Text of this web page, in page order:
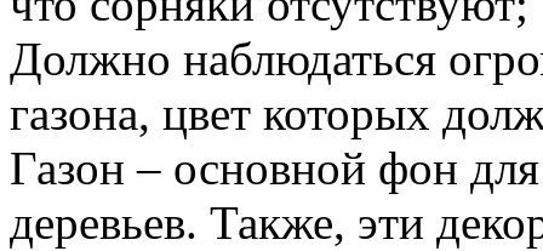
Должно наблюдаться
газона, цвет которых
Газон – основной фон
деревьев. Также, эти